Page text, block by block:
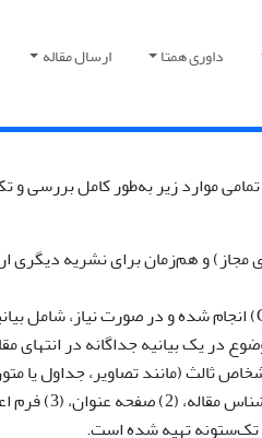
داوری همتا ارسال مقاله
موارد زیر به‌طور کامل بررسی و
مجاز) و هم‌زمان برای نشریه
در یک بیانیه جداگانه در انتهای
ثالث (مانند تصاویر، جداول یا